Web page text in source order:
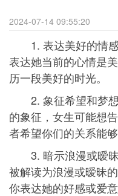
2024-07-14 09:55:20
1. 表达美好的情感
表达她当前的心情是
历一段美好的时光。
2. 象征希望和梦想
的象征，女生可能想
者希望你们的关系能
3. 暗示浪漫或暧昧
被解读为浪漫或暧昧
你表达她的好感或爱意